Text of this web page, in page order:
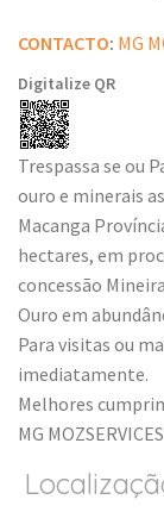
CONTACTO: MG
Digitalize QR
Trespassa se ou
ouro e minerais
Macanga
hectares, em
concessão
Ouro em
Para visitas ou
imediatamente.
Melhores
MG MOZSERVICES